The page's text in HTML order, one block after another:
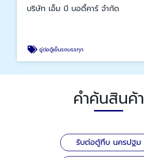
บริษัท เอ็ม บี บอดี้คาร์ จำกัด
อู่ต่อตู้เย็นรถบรรทุก
คำค้นสินค้า
รับต่อตู้ทึบ นครปฐม